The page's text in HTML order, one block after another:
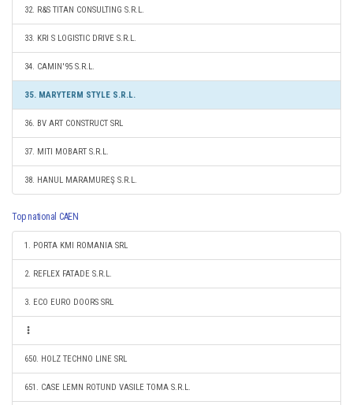
32. R&S TITAN CONSULTING S.R.L.
33. KRI S LOGISTIC DRIVE S.R.L.
34. CAMIN'95 S.R.L.
35. MARYTERM STYLE S.R.L.
36. BV ART CONSTRUCT SRL
37. MITI MOBART S.R.L.
38. HANUL MARAMUREŞ S.R.L.
Top national CAEN
1. PORTA KMI ROMANIA SRL
2. REFLEX FATADE S.R.L.
3. ECO EURO DOORS SRL
650. HOLZ TECHNO LINE SRL
651. CASE LEMN ROTUND VASILE TOMA S.R.L.